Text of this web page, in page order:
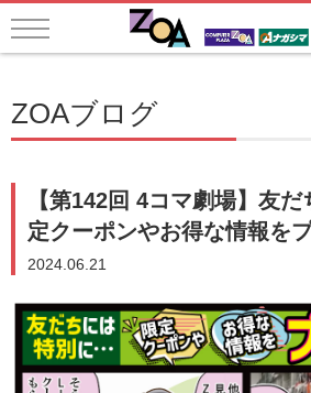
ZOAブログ
【第142回 4コマ劇場】友
定クーポンやお得な情報を
2024.06.21